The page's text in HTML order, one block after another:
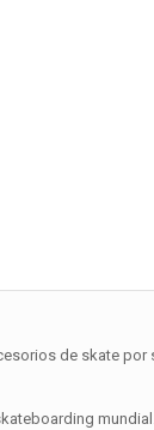
de skate